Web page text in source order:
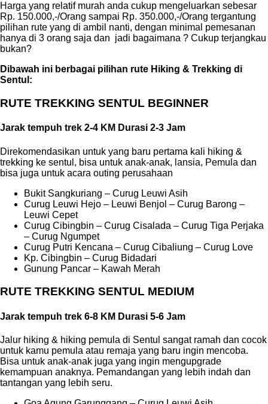
Harga yang relatif murah anda cukup mengeluarkan sebesar
Rp. 150.000,-/Orang sampai Rp. 350.000,-/Orang tergantung
pilihan rute yang di ambil nanti, dengan minimal pemesanan
hanya di 3 orang saja dan jadi bagaimana ? Cukup terjangkau
bukan?
Dibawah ini berbagai pilihan rute Hiking & Trekking di
Sentul:
RUTE TREKKING SENTUL BEGINNER
Jarak tempuh trek 2-4 KM Durasi 2-3 Jam
Direkomendasikan untuk yang baru pertama kali hiking &
trekking ke sentul, bisa untuk anak-anak, lansia, Pemula dan
bisa juga untuk acara outing perusahaan
Bukit Sangkuriang – Curug Leuwi Asih
Curug Leuwi Hejo – Leuwi Benjol – Curug Barong –
Leuwi Cepet
Curug Cibingbin – Curug Cisalada – Curug Tiga Perjaka
– Curug Ngumpet
Curug Putri Kencana – Curug Cibaliung – Curug Love
Kp. Cibingbin – Curug Bidadari
Gunung Pancar – Kawah Merah
RUTE TREKKING SENTUL MEDIUM
Jarak tempuh trek 6-8 KM Durasi 5-6 Jam
Jalur hiking & hiking pemula di Sentul sangat ramah dan cocok
untuk kamu pemula atau remaja yang baru ingin mencoba.
Bisa untuk anak-anak juga yang ingin mengupgrade
kemampuan anaknya. Pemandangan yang lebih indah dan
tantangan yang lebih seru.